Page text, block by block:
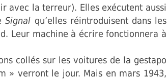
avec la terreur). Elles exécutent aussi
Signal qu’elles réintroduisent dans les
Leur machine à écrire fonctionnera à
collés sur les voitures de la gestapo
» verront le jour. Mais en mars 1943,